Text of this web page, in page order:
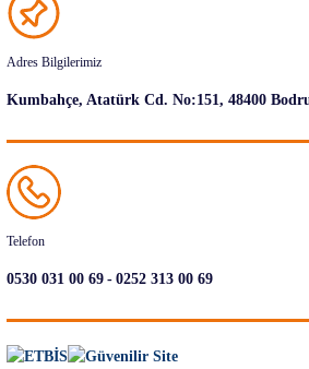
Adres Bilgilerimiz
Kumbahçe, Atatürk Cd. No:151, 48400
Telefon
0530 031 00 69-0252 313 00 69